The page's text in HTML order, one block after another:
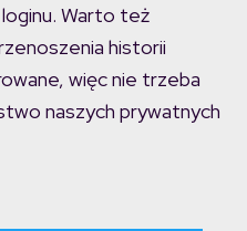
Warto też
historii
więc nie trzeba
naszych prywatnych